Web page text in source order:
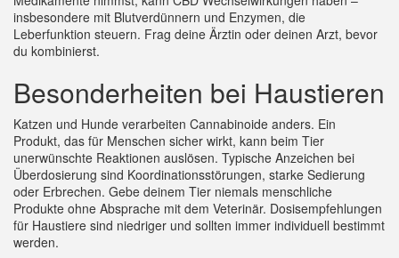
insbesondere mit Blutverdünnern und Enzymen, die
Leberfunktion steuern. Frag deine Ärztin oder deinen Arzt, bevor
du kombinierst.
Besonderheiten bei Haustieren
Katzen und Hunde verarbeiten Cannabinoide anders. Ein
Produkt, das für Menschen sicher wirkt, kann beim Tier
unerwünschte Reaktionen auslösen. Typische Anzeichen bei
Überdosierung sind Koordinationsstörungen, starke Sedierung
oder Erbrechen. Gebe deinem Tier niemals menschliche
Produkte ohne Absprache mit dem Veterinär. Dosisempfehlungen
für Haustiere sind niedriger und sollten immer individuell bestimmt
werden.